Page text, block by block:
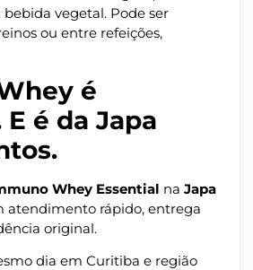
vegetal. Pode ser
ou entre refeições,
é
é da Japa
Whey Essential na Japa
atendimento rápido, entrega
original.
dia em Curitiba e região